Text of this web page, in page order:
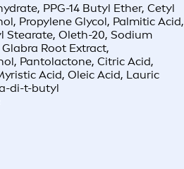
PPG-14 Butyl Ether, Cetyl
Propylene Glycol, Palmitic Acid,
Stearate, Oleth-20, Sodium
Root Extract,
Pantolactone, Citric Acid,
Acid, Oleic Acid, Lauric
di-t-butyl